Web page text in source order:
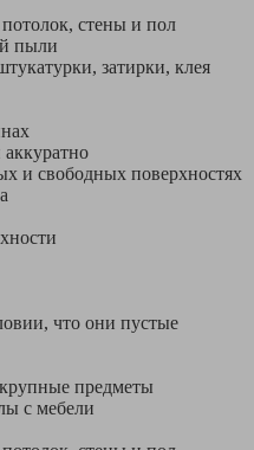
стены и пол
пыли
затирки, клея
и свободных поверхностях
что они пустые
предметы
с мебели